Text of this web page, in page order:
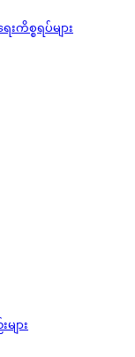
စ္စရပ်များ
ား